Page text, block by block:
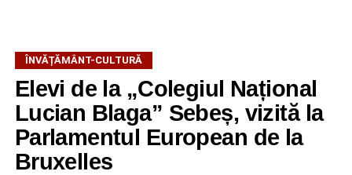
ÎNVĂȚĂMÂNT-CULTURĂ
Elevi de la „Colegiul Național
Lucian Blaga” Sebeș, vizită la
Parlamentul European de la
Bruxelles